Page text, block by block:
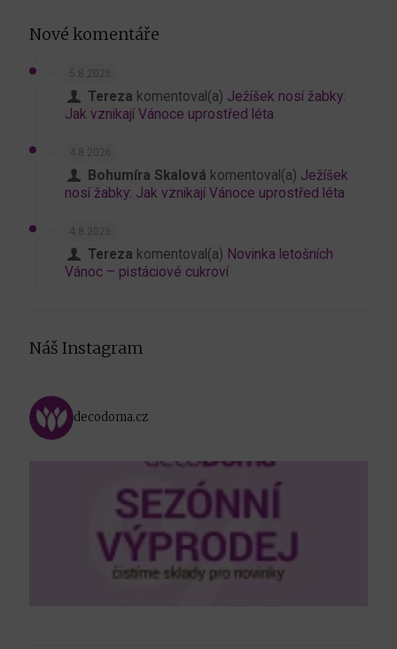
Nové komentáře
5.8.2026
Tereza komentoval(a) Ježíšek nosí žabky:
Jak vznikají Vánoce uprostřed léta
4.8.2026
Bohumíra Skalová komentoval(a) Ježíšek
nosí žabky: Jak vznikají Vánoce uprostřed léta
4.8.2026
Tereza komentoval(a) Novinka letošních
Vánoc – pistáciové cukroví
Náš Instagram
decodoma.cz